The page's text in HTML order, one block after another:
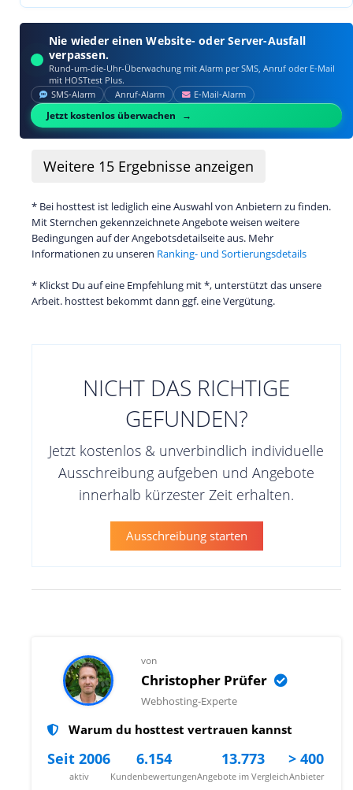
Nie wieder einen Website- oder Server-Ausfall
verpassen.
Rund-um-die-Uhr-Überwachung mit Alarm per SMS, Anruf oder E‑Mail
mit HOSTtest Plus.
SMS‑Alarm Anruf‑Alarm E‑Mail‑Alarm
Jetzt kostenlos überwachen
Weitere 15 Ergebnisse anzeigen
* Bei hosttest ist lediglich eine Auswahl von Anbietern zu finden.
Mit Sternchen gekennzeichnete Angebote weisen weitere
Bedingungen auf der Angebotsdetailseite aus. Mehr
Informationen zu unseren Ranking- und Sortierungsdetails
* Klickst Du auf eine Empfehlung mit *, unterstützt das unsere
Arbeit. hosttest bekommt dann ggf. eine Vergütung.
NICHT DAS RICHTIGE
GEFUNDEN?
Jetzt kostenlos & unverbindlich individuelle
Ausschreibung aufgeben und Angebote
innerhalb kürzester Zeit erhalten.
Ausschreibung starten
von
Christopher Prüfer
Webhosting-Experte
Warum du hosttest vertrauen kannst
Seit 2006
aktiv
6.154
Kundenbewertungen
13.773
Angebote im Vergleich
> 400
Anbieter